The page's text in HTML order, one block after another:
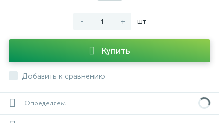
- + шт
Купить
Добавить к сравнению
Определяем...